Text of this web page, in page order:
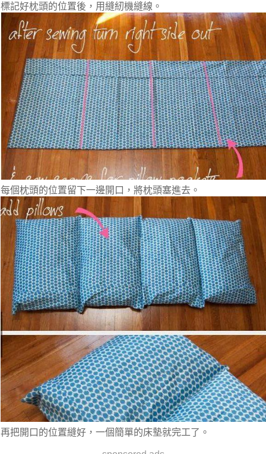
標記好枕頭的位置後，用縫紉機縫線。
每個枕頭的位置留下一邊開口，將枕頭塞進去。
再把開口的位置縫好，一個簡單的床墊就完工了。